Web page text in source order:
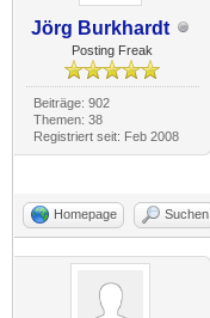
Jörg Burkhardt
Posting Freak
Beiträge: 902
Themen: 38
Registriert seit: Feb 2008
Homepage Suchen